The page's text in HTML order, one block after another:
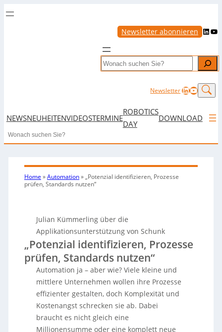
Newsletter abonnieren LinkedIn YouTube
Search
NewsletterLinkedIn
NEWSNEUHEITENVIDEOSTERMINE
ROBOTICS
DAY
DOWNLOAD
Search
Home »Automation»„Potenzial identifizieren, Prozesse
prüfen, Standards nutzen“
Julian Kümmerling über die
Applikationsunterstützung von Schunk
„Potenzial identifizieren, Prozesse
prüfen, Standards nutzen“
Automation ja – aber wie? Viele kleine und
mittlere Unternehmen wollen ihre Prozesse
effizienter gestalten, doch Komplexität und
Kostenangst schrecken sie ab. Dabei
braucht es nicht gleich eine
Millionensumme oder eine komplett neue